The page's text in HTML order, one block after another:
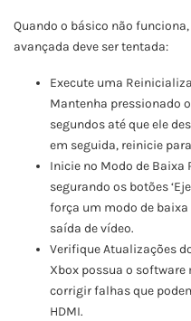
Quando o básico não
avançada deve ser tentada:
Execute uma
Mantenha pressionado
segundos até que ele
em seguida, reinicie
Inicie no Modo de Baixa
segurando os botões
força um modo de
saída de vídeo.
Verifique Atualizações
Xbox possua o
corrigir falhas que
HDMI.